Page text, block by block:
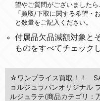
望やご質問がございましたら
「買取/下取に関する希望・
と数量をご記入ください。
付属品欠品減額対象と
ものをすべてチェック
☆ワンプライス買取！！
ョルジュラパンオリジナル
ルジュラテ(商品カテゴリ：